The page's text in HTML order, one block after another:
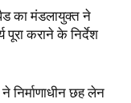
का मंडलायुक्त ने
पूरा कराने के निर्देश
निर्माणाधीन छह लेन